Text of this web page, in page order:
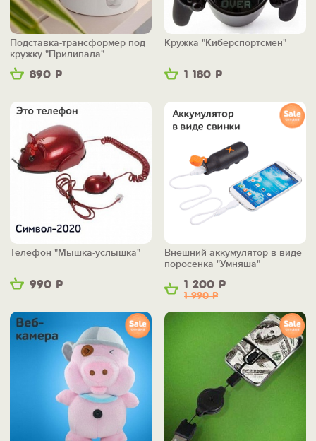
890 Р
Подставка-трансформер под
кружку "Прилипала"
1 180 Р
Кружка "Киберспортсмен"
990 Р
Телефон "Мышка-услышка"
1 200 Р
1 990Р
Внешний аккумулятор в виде
поросенка "Умняша"